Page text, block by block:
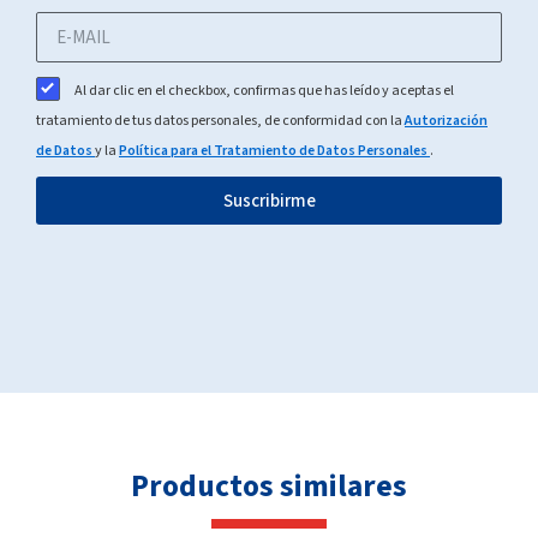
Al dar clic en el checkbox, confirmas que has leído y aceptas el
tratamiento de tus datos personales, de conformidad con laAutorización
de Datosy laPolítica para el Tratamiento de Datos Personales.
Suscribirme
Productos similares